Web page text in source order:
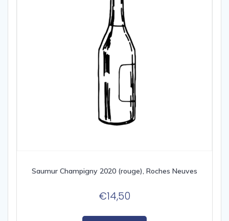
Saumur Champigny 2020 (rouge), Roches Neuves
€14,50